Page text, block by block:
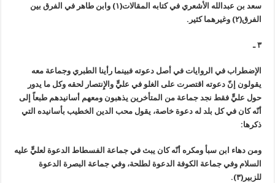
سعد بن عبدالله الأشعري في كتابه المقالات(١) وابن طاهر في الفرق بين
الفرق(٢) وغيرهما كثير.
٣ ـ
الإضطراب في الروايات في أصل دعوته فبينما رأينا الطبري وجماعة معه
يقولون إنّ دعوته اقتصرت على الغلو في عليٍّ والإِنتصار لحقه وكل ما يدور
حول عليٍّ فقط نجد جماعة من المتأخرين يذهبون ومعهم أسانيدهم طبعاً إلى
أنّه كان في كل بلد له دعوة خاصة، يقول محب الدين الخطيب بأسانيده التي
ذكرها:
ومن دهاء ابن سبأ ومكره أنّه كان يبث في جماعة الفسطاط الدعوة لعليٍّ عليه
السلام وفي جماعة الكوفة الدعوة لطلحة، وفي جماعة البصرة الدعوة
للزبير(٣).